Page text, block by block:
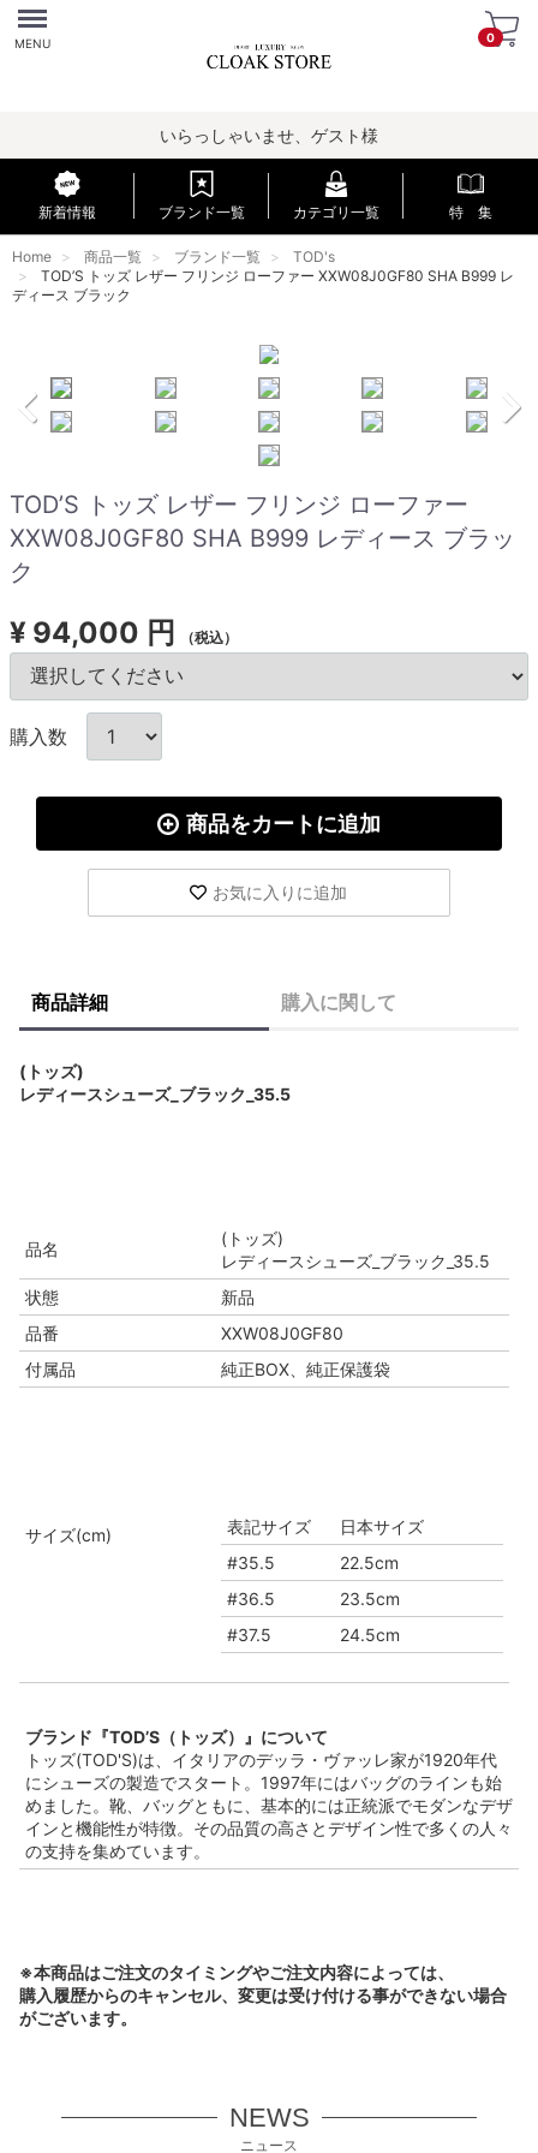
Menu
MENU 0
いらっしゃいませ、ゲスト様
新着情報 ブランド一覧 カテゴリ一覧 特 集
Home 商品一覧 ブランド一覧
TOD's
TOD’S トッズ レザー フリンジ ローファー XXW08J0GF80 SHA B999 レ
ディース ブラック
TOD’S トッズ レザー フリンジ ローファー
XXW08J0GF80 SHA B999 レディース ブラッ
ク
¥ 94,000 円 （税込）
購入数
商品をカートに追加
お気に入りに追加
商品詳細 購入に関して
(トッズ)
レディースシューズ_ブラック_35.5
品名
(トッズ)
レディースシューズ_ブラック_35.5
状態
新品
品番
XXW08J0GF80
付属品
純正BOX、純正保護袋
サイズ(cm) 表記サイズ
日本サイズ
#35.5
22.5cm
#36.5
23.5cm
#37.5
24.5cm
ブランド『TOD’S（トッズ）』について
トッズ(TOD'S)は、イタリアのデッラ・ヴァッレ家が1920年代
にシューズの製造でスタート。1997年にはバッグのラインも始
めました。靴、バッグともに、基本的には正統派でモダンなデザ
インと機能性が特徴。その品質の高さとデザイン性で多くの人々
の支持を集めています。
※本商品はご注文のタイミングやご注文内容によっては、
購入履歴からのキャンセル、変更は受け付ける事ができない場合
がございます。
NEWS
ニュース